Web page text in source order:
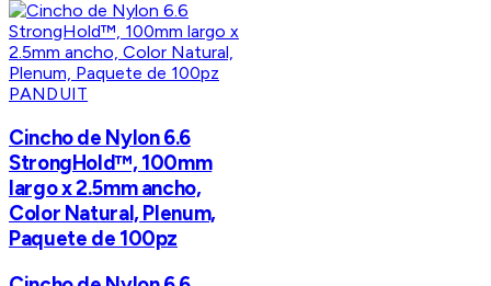
PANDUIT
Cincho de Nylon 6.6
StrongHold™, 100mm
largo x 2.5mm ancho,
Color Natural, Plenum,
Paquete de 100pz